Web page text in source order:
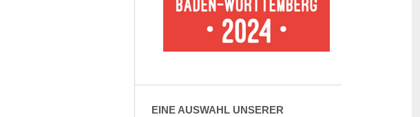
EINE AUSWAHL UNSERER